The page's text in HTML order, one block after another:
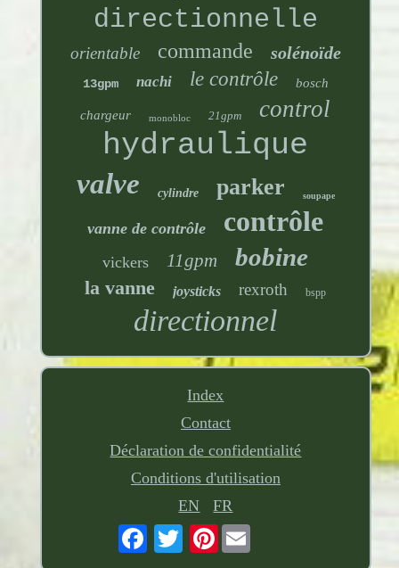
directionnelle
orientable commande solénoïde
13gpm nachi le contrôle bosch
chargeur monobloc 21gpm control
hydraulique
valve cylindre parker soupape
vanne de contrôle contrôle
vickers 11gpm bobine
la vanne joysticks rexroth bspp
directionnel
Index
Contact
Déclaration de confidentialité
Conditions d'utilisation
EN
FR
Pinterest